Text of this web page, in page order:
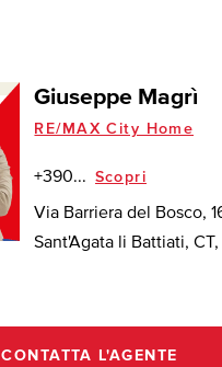
Giuseppe Magrì
RE/MAX City Home
+390... Scopri
Via Barriera del Bosco,
Sant'Agata li Battiati,
CONTATTA L'AGENTE